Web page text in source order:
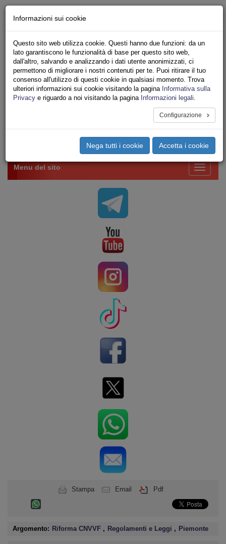
Iscriviti Online
Ricerca
Area Stampa
Privacy
VV.F.
UNIONE SINDACALE DI BASE SETTORE VIGILI
Toggle
Menu del sito
Stampa Email Pdf
Argomento: Riforma CNVVF , Regolamenti e Leggi , Piemonte
Informazioni sui cookie
Questo sito web utilizza cookie. Questi hanno due funzioni: da un
lato garantiscono le funzionalità di base per questo sito web,
dall'altro, salvando e analizzando i dati utente anonimizzati, ci
permettono di migliorare i nostri contenuti per te. Puoi ritirare il tuo
consenso all'utilizzo di questi cookie in qualsiasi momento. Trova
ulteriori informazioni sui cookie visitando la pagina Informativa sulla
Privacy e riguardo a noi visitando la pagina Informazioni legali.
Configurazione
Nega tutti i cookie Accetta i cookie